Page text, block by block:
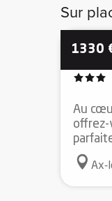
Sur
1330
Au
offrez-
Ax-